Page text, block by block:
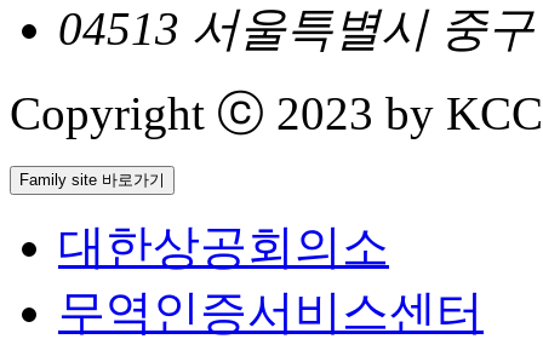
04513 서울특별시 중
Copyright ⓒ 2023 by
Family site 바로가기
대한상공회의소
무역인증서비스센터